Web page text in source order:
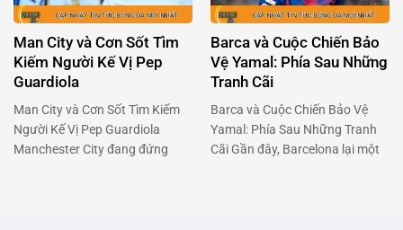
rằng Garnacho, một viên ngọc
sáng giá, đang bị kìm hãm bởi
chính môi trường …
tìm …
Man City và Cơn Sốt Tìm
Kiếm Người Kế Vị Pep
Guardiola
Man City và Cơn Sốt Tìm Kiếm
Người Kế Vị Pep Guardiola
Manchester City đang đứng
Barca và Cuộc Chiến Bảo
Vệ Yamal: Phía Sau Những
Tranh Cãi
Barca và Cuộc Chiến Bảo Vệ
Yamal: Phía Sau Những Tranh
Cãi Gần đây, Barcelona lại một